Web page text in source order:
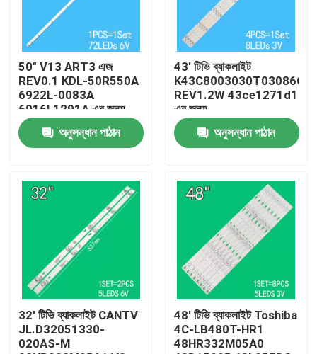
ভিডিও
আমাদের সম্পর্কে
কারখানা ভ্রমণ
উদ্ধৃতির জন্য আবেদন
এলইডি টিভি ব্যাকলাইট
50" V13 ART3 এজ
REV0.1 KDL-50R550A
6922L-0083A
6916L1291A এর জন্য
টিভি ব্যাকলাইট
অনুসন্ধান পাঠান
43' টিভি ব্যাকলাইট
K43C8003030T03086C9-
REV1.2W 43ce1271d1
এর জন্য
অনুসন্ধান পাঠান
32' টিভি ব্যাকলাইট CANTV
JL.D32051330-
020AS-M
48' টিভি ব্যাকলাইট Toshiba
4C-LB480T-HR1
48HR332M05A0